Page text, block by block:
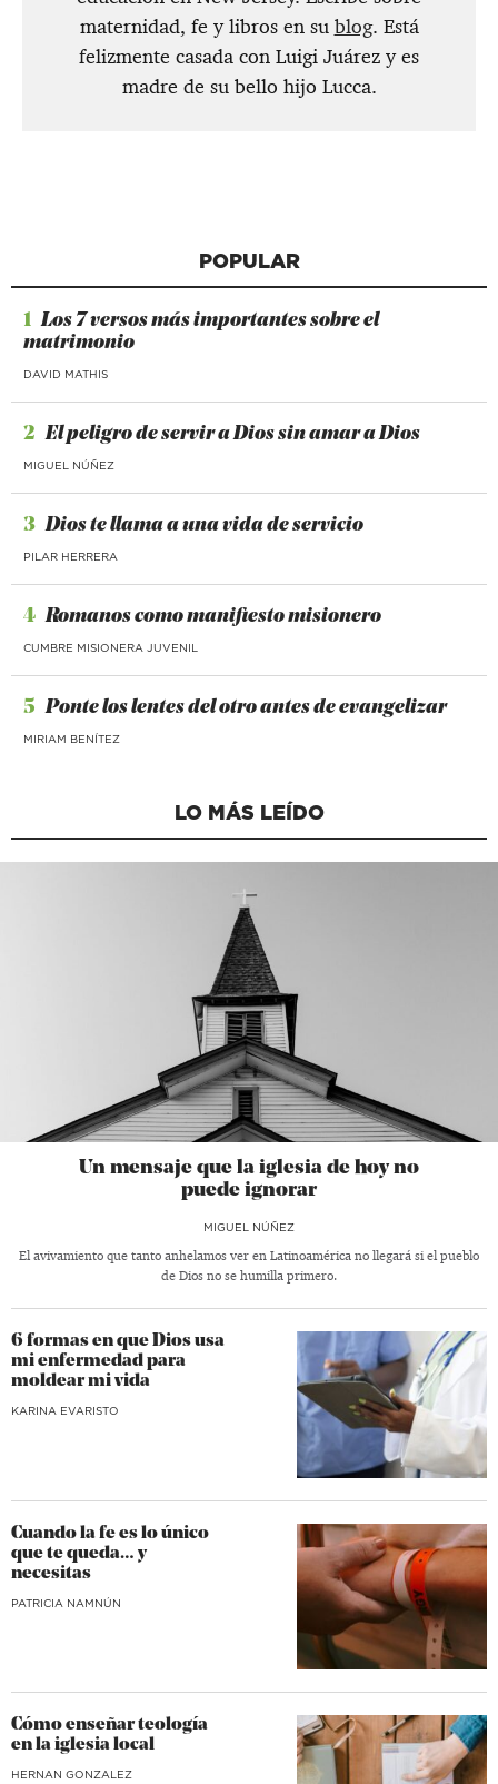
maternidad, fe y libros en su blog. Está
felizmente casada con Luigi Juárez y es
madre de su bello hijo Lucca.
POPULAR
1 Los 7 versos más importantes sobre el
matrimonio
DAVID MATHIS
2 El peligro de servir a Dios sin amar a Dios
MIGUEL NÚÑEZ
3 Dios te llama a una vida de servicio
PILAR HERRERA
4 Romanos como manifiesto misionero
CUMBRE MISIONERA JUVENIL
5 Ponte los lentes del otro antes de evangelizar
MIRIAM BENÍTEZ
LO MÁS LEÍDO
Un mensaje que la iglesia de hoy no
puede ignorar
MIGUEL NÚÑEZ
El avivamiento que tanto anhelamos ver en Latinoamérica no llegará si el pueblo
de Dios no se humilla primero.
6 formas en que Dios usa
mi enfermedad para
moldear mi vida
KARINA EVARISTO
Cuando la fe es lo único
que te queda… y
necesitas
​PATRICIA NAMNÚN
Cómo enseñar teología
en la iglesia local
HERNAN GONZALEZ